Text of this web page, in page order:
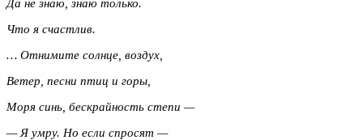
Да не знаю, знаю только.
Что я счастлив.
… Отнимите солнце, воздух,
Ветер, песни птиц и горы,
Моря синь, бескрайность степи —
— Я умру. Но если спросят —